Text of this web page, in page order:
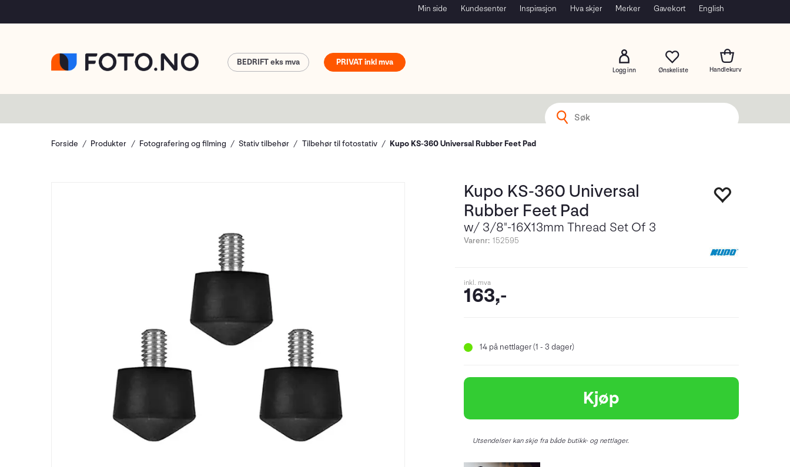
Min side Kundesenter Inspirasjon Hva skjer Merker Gavekort English
Logg inn
PRIVAT
BEDRIFT
Forside Produkter Fotografering og filming Stativ tilbehør Tilbehør til fotostativ Kupo KS-360 Universal Rubber Feet Pad
Kupo KS-360 Universal
Rubber Feet Pad
w/ 3/8"-16X13mm Thread Set Of 3
Varenr: 152595
inkl. mva
163,-
14 på nettlager (1 - 3 dager)
Kjøp
Utsendelser kan skje fra både butikk- og nettlager.